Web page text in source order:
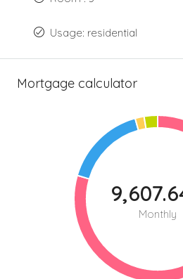
Usage: residential
Mortgage calculator
Monthly